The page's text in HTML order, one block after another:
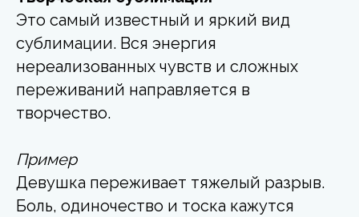
Это самый известный и яркий вид
сублимации. Вся энергия
нереализованных чувств и сложных
переживаний направляется в
творчество.
Пример
Девушка переживает тяжелый разрыв.
Боль, одиночество и тоска кажутся